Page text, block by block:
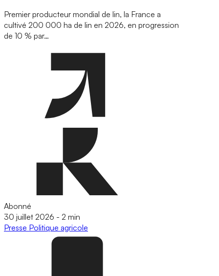
Premier producteur mondial de lin, la France a
cultivé 200 000 ha de lin en 2026, en progression
de 10 % par…
Abonné
30 juillet 2026 - 2 min
Presse Politique agricole